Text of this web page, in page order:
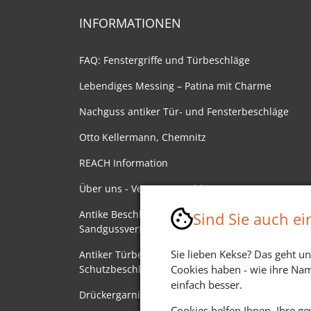
INFORMATIONEN
FAQ: Fenstergriffe und Türbeschläge
Lebendiges Messing – Patina mit Charme
Nachguss antiker Tür- und Fensterbeschläge
Otto Kellermann, Chemnitz
REACH Information
Über uns - Ventano Beschläge
Antike Beschläge - Herstellung im
Sandgussverfahren
Antiker Türbeschlag als
Schutzbeschlag/Sicherheitsbeschlag
Drückergarnituren mit Drehknauf
Sind Sie auch
Sie lieben Kekse? Das geht
Cookies haben - wie ihre
einfach besser.